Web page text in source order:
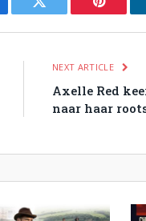
Twitter
NEXT ARTICLE
Axelle Red
naar haar